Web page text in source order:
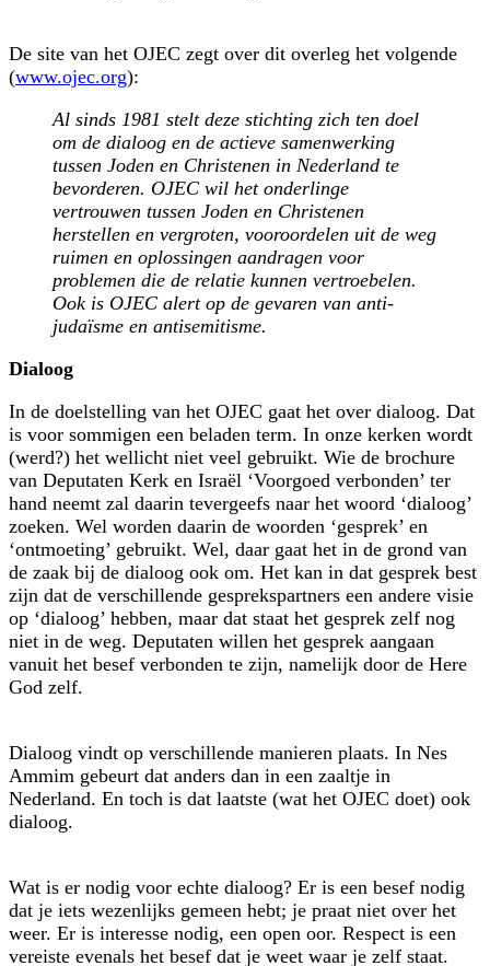
De site van het OJEC zegt over dit overleg het volgende
(www.ojec.org):
Al sinds 1981 stelt deze stichting zich ten doel
om de dialoog en de actieve samenwerking
tussen Joden en Christenen in Nederland te
bevorderen. OJEC wil het onderlinge
vertrouwen tussen Joden en Christenen
herstellen en vergroten, vooroordelen uit de weg
ruimen en oplossingen aandragen voor
problemen die de relatie kunnen vertroebelen.
Ook is OJEC alert op de gevaren van anti-
judaïsme en antisemitisme.
Dialoog
In de doelstelling van het OJEC gaat het over dialoog. Dat
is voor sommigen een beladen term. In onze kerken wordt
(werd?) het wellicht niet veel gebruikt. Wie de brochure
van Deputaten Kerk en Israël ‘Voorgoed verbonden’ ter
hand neemt zal daarin tevergeefs naar het woord ‘dialoog’
zoeken. Wel worden daarin de woorden ‘gesprek’ en
‘ontmoeting’ gebruikt. Wel, daar gaat het in de grond van
de zaak bij de dialoog ook om. Het kan in dat gesprek best
zijn dat de verschillende gespreks­partners een andere visie
op ‘dialoog’ hebben, maar dat staat het gesprek zelf nog
niet in de weg. Deputaten willen het gesprek aangaan
vanuit het besef verbonden te zijn, namelijk door de Here
God zelf.
Dialoog vindt op verschillende manieren plaats. In Nes
Ammim gebeurt dat anders dan in een zaaltje in
Nederland. En toch is dat laatste (wat het OJEC doet) ook
dialoog.
Wat is er nodig voor echte dialoog? Er is een besef nodig
dat je iets wezenlijks gemeen hebt; je praat niet over het
weer. Er is interesse nodig, een open oor. Respect is een
vereiste evenals het besef dat je weet waar je zelf staat.